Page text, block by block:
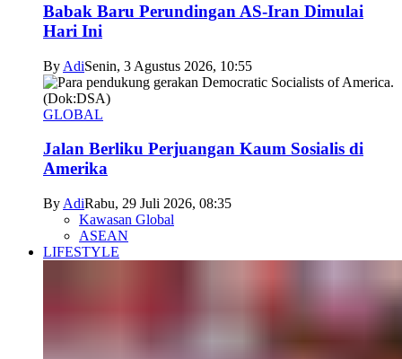
Babak Baru Perundingan AS-Iran Dimulai
Hari Ini
By AdiSenin, 3 Agustus 2026, 10:55
GLOBAL
Jalan Berliku Perjuangan Kaum Sosialis di
Amerika
By AdiRabu, 29 Juli 2026, 08:35
Kawasan Global
ASEAN
LIFESTYLE